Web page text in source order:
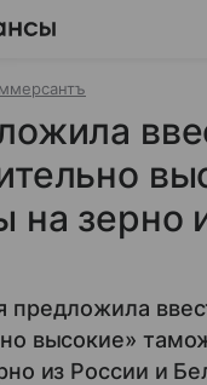
на зерно
предложила
высокие»
из России и